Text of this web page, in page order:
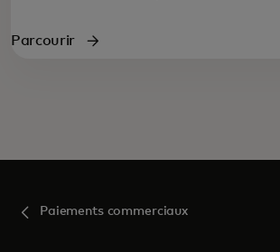
Parcourir
Paiements commerciaux